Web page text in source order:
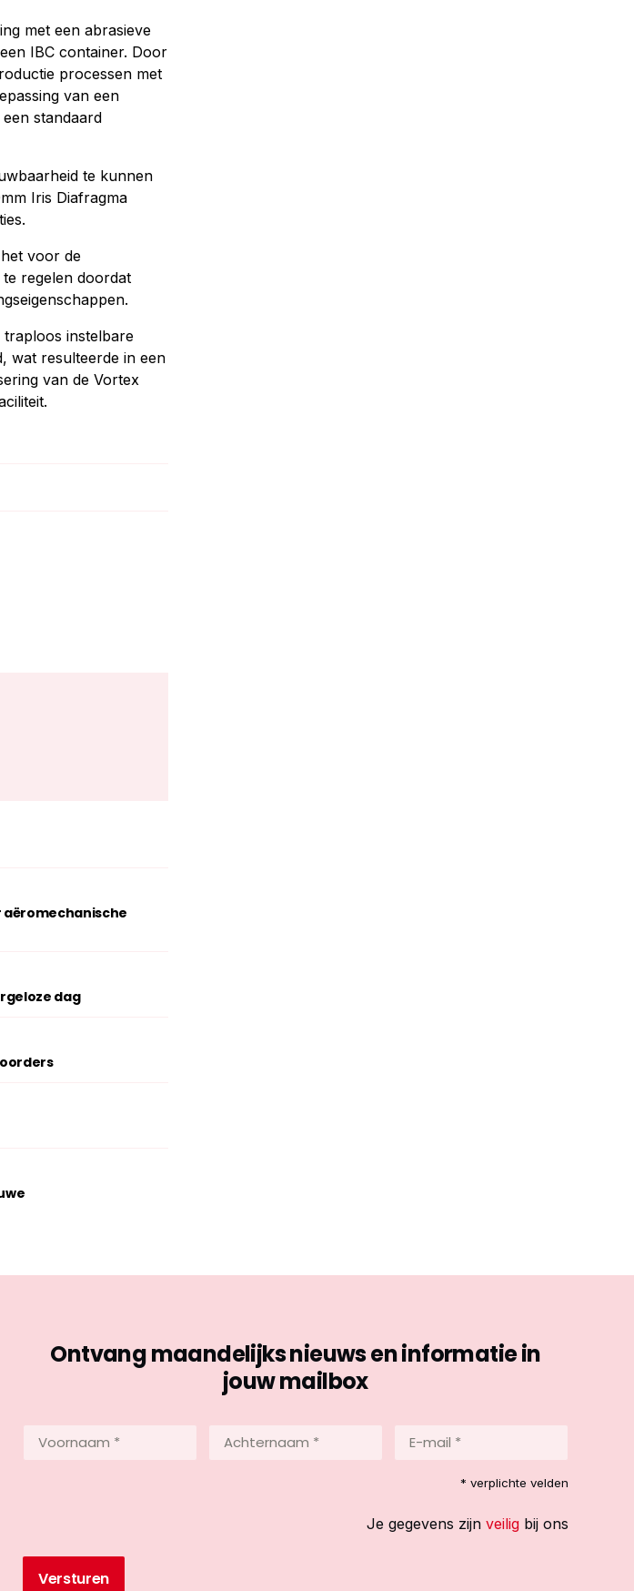
met een abrasieve
IBC container. Door
processen met
van een
standaard
te kunnen
Iris Diafragma
voor de
regelen doordat
traploos instelbare
wat resulteerde in een
van de Vortex
dag
Ontvang maandelijks nieuws en informatie in
jouw mailbox
Achternaam
mail
* verplichte velden
Je gegevens zijn veilig bij ons